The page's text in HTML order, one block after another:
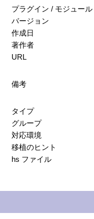
プラグイン / モジュール
バージョン
作成日
著作者
URL
備考
タイプ
グループ
対応環境
移植のヒント
hs ファイル